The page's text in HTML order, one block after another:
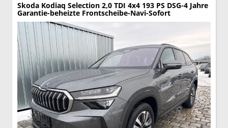
Skoda Kodiaq Selection 2,0 TDI 4x4 193 PS DSG-4 Jahre
Garantie-beheizte Frontscheibe-Navi-Sofort